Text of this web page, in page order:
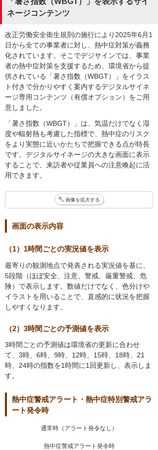
ネージコンテンツ
改正労働安全衛生規則の施行により2025年6月1
日から全ての事業者に対し、熱中症対策が義務
化されています。そこでデジサインでは、事業
者の熱中症対策を支援するため、環境省から提
供されている「暑さ指数（WBGT）」をイラス
ト付きで分かりやすく案内するデジタルサイネ
ージ専用コンテンツ（有償オプション）をご用
意しました。
「暑さ指数（WBGT）」は、気温だけでなく湿
度や輻射熱も考慮した指標で、熱中症のリスク
をより実態に近いかたちで把握できる点が特長
です。デジタルサイネージの大きな画面に表示
することで、来訪者や従業員への注意喚起に活
用できます。
画像を拡大する
画面の表示内容
（1）1時間ごとの実況値を表示
最寄りの観測地点で発表される実況値を基に、
5段階（ほぼ安全、注意、警戒、厳重警戒、危
険）で表示します。数値だけでなく、色分けや
イラストを用いることで、直感的に状況を把握
しやすくなります。
（2）3時間ごとの予測値を表示
3時間ごとの予測値は環境省の更新に合わせ
て、3時、6時、9時、12時、15時、18時、21
時、24時の指数を1時間に1回更新し、表示しま
す。
熱中症警戒アラート・熱中症特別警戒アラ
ート発令時
通常時（アラート発令なし）
熱中症警戒アラート発令時